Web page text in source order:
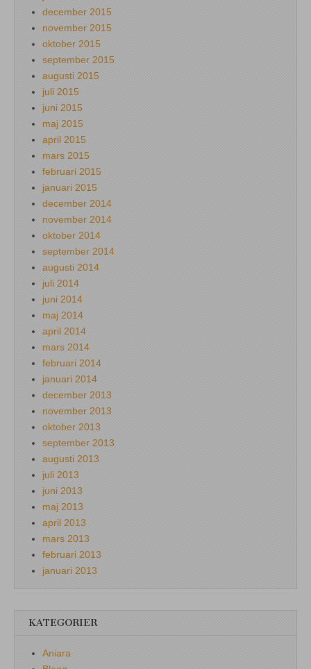
december 2015
november 2015
oktober 2015
september 2015
augusti 2015
juli 2015
juni 2015
maj 2015
april 2015
mars 2015
februari 2015
januari 2015
december 2014
november 2014
oktober 2014
september 2014
augusti 2014
juli 2014
juni 2014
maj 2014
april 2014
mars 2014
februari 2014
januari 2014
december 2013
november 2013
oktober 2013
september 2013
augusti 2013
juli 2013
juni 2013
maj 2013
april 2013
mars 2013
februari 2013
januari 2013
KATEGORIER
Aniara